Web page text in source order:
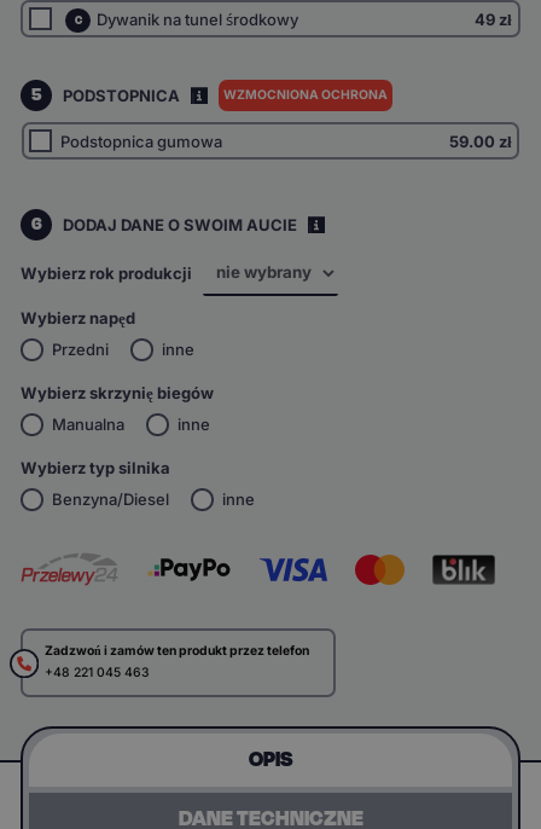
C Dywanik na tunel środkowy 49 zł
5 PODSTOPNICA WZMOCNIONA OCHRONA
Podstopnica gumowa 59.00 zł
6 DODAJ DANE O SWOIM AUCIE
Wybierz rok produkcji
Wybierz napęd
Przedni
inne
Wybierz skrzynię biegów
Manualna
inne
Wybierz typ silnika
Benzyna/Diesel
inne
Zadzwoń i zamów ten produkt przez telefon
+48 221 045 463
OPIS
DANE TECHNICZNE